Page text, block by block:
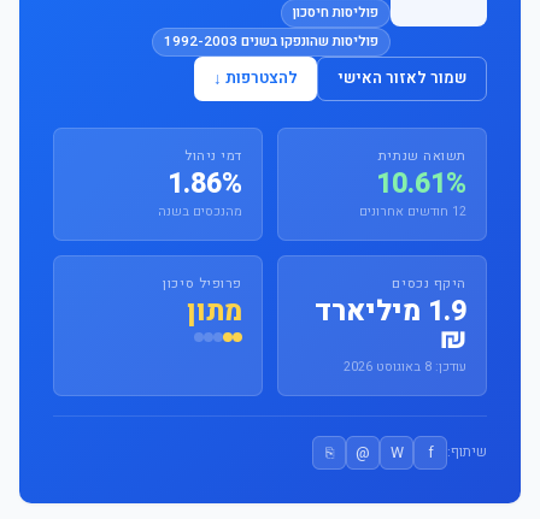
פוליסות חיסכון
פוליסות שהונפקו בשנים 1992-2003
שמור לאזור האישי להצטרפות ↓
תשואה שנתית
10.61%
12 חודשים אחרונים
דמי ניהול
1.86%
מהנכסים בשנה
היקף נכסים
1.9 מיליארד
₪
עודכן: 8 באוגוסט 2026
פרופיל סיכון
מתון
שיתוף: f
W
@
⎘